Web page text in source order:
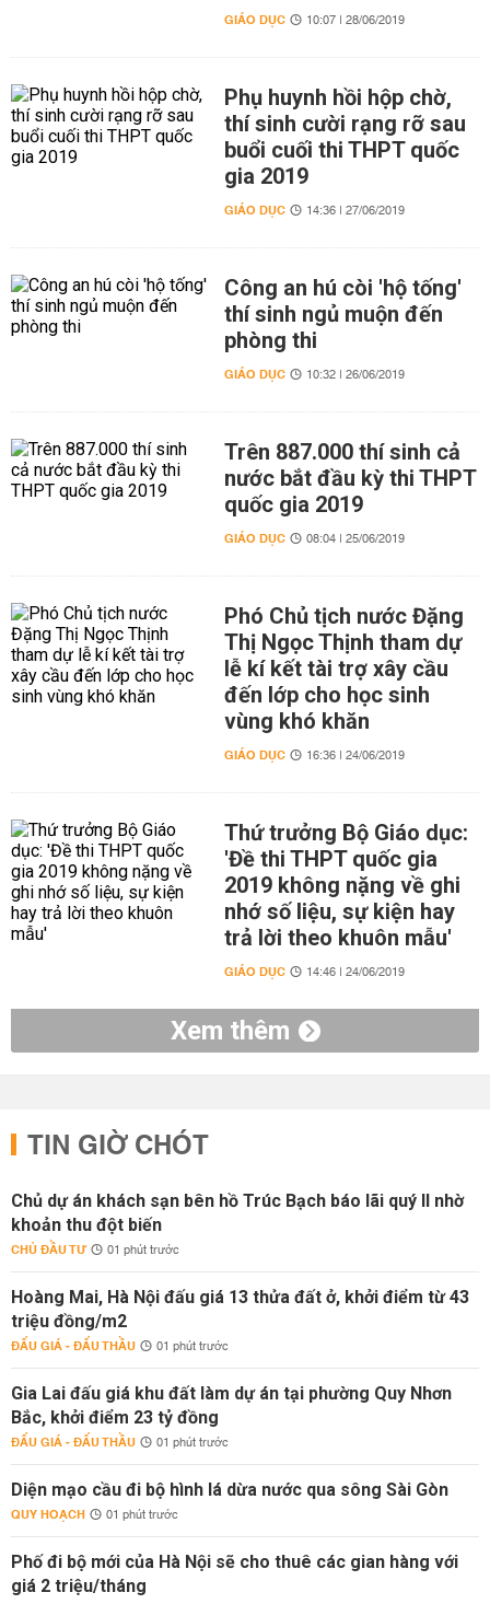
GIÁO DỤC 10:07 | 28/06/2019
Phụ huynh hồi hộp chờ,
thí sinh cười rạng rỡ sau
buổi cuối thi THPT quốc
gia 2019
GIÁO DỤC 14:36 | 27/06/2019
Công an hú còi 'hộ tống'
thí sinh ngủ muộn đến
phòng thi
GIÁO DỤC 10:32 | 26/06/2019
Trên 887.000 thí sinh cả
nước bắt đầu kỳ thi THPT
quốc gia 2019
GIÁO DỤC 08:04 | 25/06/2019
Phó Chủ tịch nước Đặng
Thị Ngọc Thịnh tham dự
lễ kí kết tài trợ xây cầu
đến lớp cho học sinh
vùng khó khăn
GIÁO DỤC 16:36 | 24/06/2019
Thứ trưởng Bộ Giáo dục:
'Đề thi THPT quốc gia
2019 không nặng về ghi
nhớ số liệu, sự kiện hay
trả lời theo khuôn mẫu'
GIÁO DỤC 14:46 | 24/06/2019
Xem thêm
TIN GIỜ CHÓT
Chủ dự án khách sạn bên hồ Trúc Bạch báo lãi quý II nhờ
khoản thu đột biến
CHỦ ĐẦU TƯ 01 phút trước
Hoàng Mai, Hà Nội đấu giá 13 thửa đất ở, khởi điểm từ 43
triệu đồng/m2
ĐẤU GIÁ - ĐẤU THẦU 01 phút trước
Gia Lai đấu giá khu đất làm dự án tại phường Quy Nhơn
Bắc, khởi điểm 23 tỷ đồng
ĐẤU GIÁ - ĐẤU THẦU 01 phút trước
Diện mạo cầu đi bộ hình lá dừa nước qua sông Sài Gòn
QUY HOẠCH 01 phút trước
Phố đi bộ mới của Hà Nội sẽ cho thuê các gian hàng với
giá 2 triệu/tháng